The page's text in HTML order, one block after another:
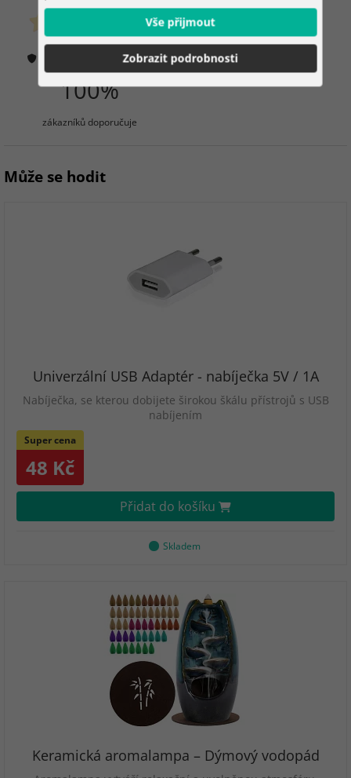
0 hodnocení
Jak ověřujeme hodnocení?
zákazníků již zakoupilo
100%
zákazníků doporučuje
Může se hodit
Univerzální USB Adaptér - nabíječka 5V / 1A
Nabíječka, se kterou dobijete širokou škálu přístrojů s USB
nabíjením
Super cena
48 Kč
Přidat do košíku
Skladem
Keramická aromalampa – Dýmový vodopád
Vše přijmout
Zobrazit podrobnosti